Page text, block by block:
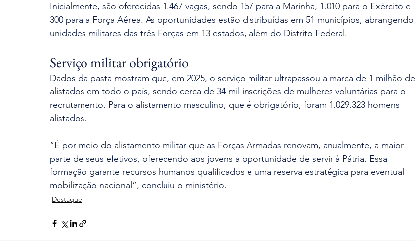
Inicialmente, são oferecidas 1.467 vagas, sendo 157 para a Marinha, 1.010 para o Exército e
300 para a Força Aérea. As oportunidades estão distribuídas em 51 municípios, abrangendo
unidades militares das três Forças em 13 estados, além do Distrito Federal.
Serviço militar obrigatório
Dados da pasta mostram que, em 2025, o serviço militar ultrapassou a marca de 1 milhão de
alistados em todo o país, sendo cerca de 34 mil inscrições de mulheres voluntárias para o
recrutamento. Para o alistamento masculino, que é obrigatório, foram 1.029.323 homens
alistados.
“É por meio do alistamento militar que as Forças Armadas renovam, anualmente, a maior
parte de seus efetivos, oferecendo aos jovens a oportunidade de servir à Pátria. Essa
formação garante recursos humanos qualificados e uma reserva estratégica para eventual
mobilização nacional”, concluiu o ministério.
Destaque